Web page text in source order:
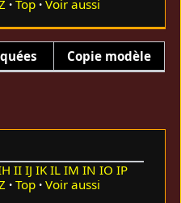
Top Voir aussi
Copie modèle
II IJ IK IL IM IN IO IP
Top Voir aussi